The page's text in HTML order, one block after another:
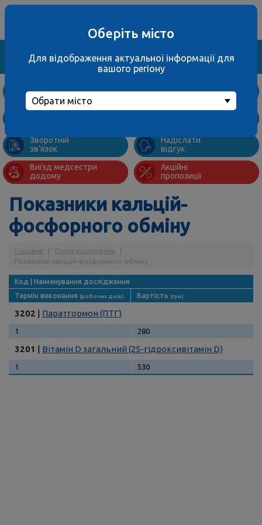
Знайти
та ціни
Підготовка
Адреси
Зворотній
зв’язок
Надіслати
відгук
Виїзд медсестри
додому
Акційні
пропозиції
Показники кальцій-
фосфорного обміну
Головна Групи досліджень
Показники кальцій-фосфорного обміну
Код | Наіменування дослідження
Термін виконання (робочих днів) Вартість (грн)
3202 | Паратгормон (ПТГ)
1 280
3201 | Вітамін D загальний (25-гідроксивітамін D)
1 530
Оберіть місто
Для відображення актуальної інформації для
вашого регіону
Обрати місто